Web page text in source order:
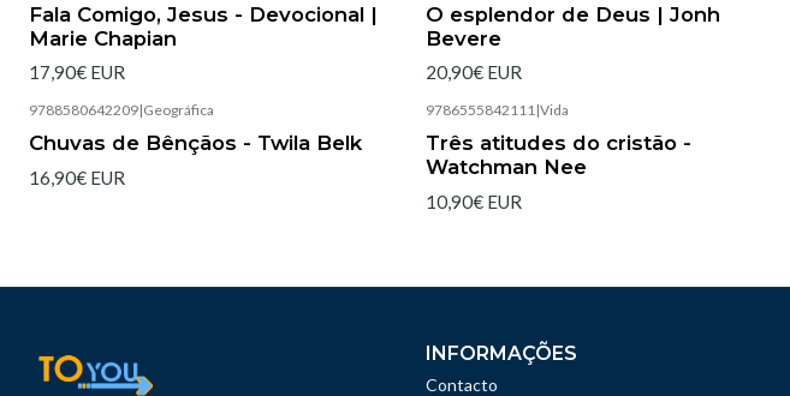
Fala Comigo, Jesus - Devocional |
Marie Chapian
17,90€ EUR
O esplendor de Deus | Jonh
Bevere
20,90€ EUR
9788580642209|Geográfica
Chuvas de Bênçãos - Twila Belk
16,90€ EUR
9786555842111|Vida
Três atitudes do cristão -
Watchman Nee
10,90€ EUR
INFORMAÇÕES
Contacto